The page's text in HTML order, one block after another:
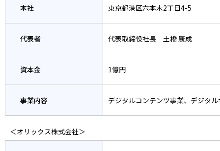
本社 東京都港区六本木2丁目4-5
代表者 代表取締役社長 土橋 康成
資本金 1億円
事業内容 デジタルコンテンツ事業、デジタ
＜オリックス株式会社＞